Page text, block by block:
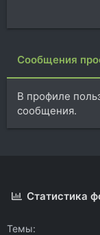
Сообщения
В профиле
сообщения.
Статистика
Темы